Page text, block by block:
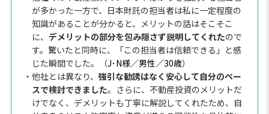
が多かった一方で、日本財託の担当者は私に一定程度の
知識があることが分かると、メリットの話はそこそこ
に、 デメリットの部分を包み隠さず説明してくれたので
す。驚いたと同時に、「この担当者は信頼できる」と感
じた瞬間でした。（J･N様／男性／30歳）
・他社とは異なり、 強引な勧誘はなく安心して自分のペー
スで検討できました。さらに、不動産投資のメリットだ
けでなく、デメリットも丁寧に解説してくれたため、自